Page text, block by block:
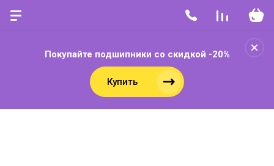
Покупайте подшипники со скидкой -20%
Купить